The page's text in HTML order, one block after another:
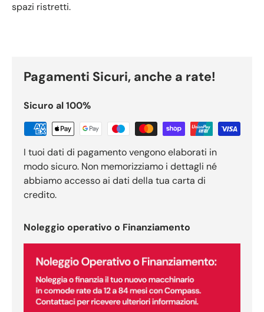
spazi ristretti.
Pagamenti Sicuri, anche a rate!
Sicuro al 100%
I tuoi dati di pagamento vengono elaborati in
modo sicuro. Non memorizziamo i dettagli né
abbiamo accesso ai dati della tua carta di
credito.
Noleggio operativo o Finanziamento